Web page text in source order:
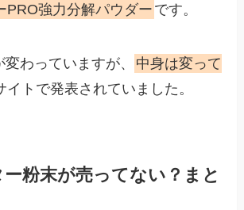
PRO強力分解パウダー です。
わっていますが、
中身は変って
イトで発表されていました。
粉末が売ってない？まと